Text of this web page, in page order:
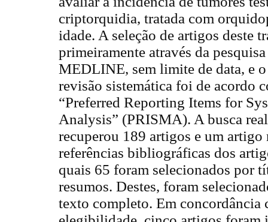
criptorquidia, tratada com
idade. A seleção de artigos deste
primeiramente através da
MEDLINE, sem limite de data, e
revisão sistemática foi de acordo
“Preferred Reporting Items for
Analysis” (PRISMA). A busca
recuperou 189 artigos e um artigo
referências bibliográficas dos
quais 65 foram selecionados por
resumos. Destes, foram
texto completo. Em concordância